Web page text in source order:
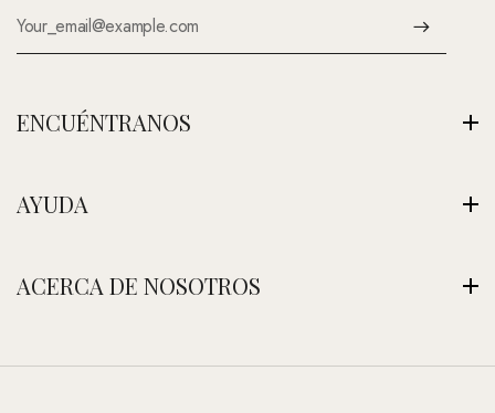
ENCUÉNTRANOS
Ver Nuestra Tienda
contacto@nefertitijoyas.com
AYUDA
Política de Privacidad
Preguntas Frecuentes
ACERCA DE NOSOTROS
Visitar Nuestra Tienda